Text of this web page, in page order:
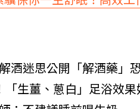
酒迷思公開「解酒藥」
生薑、蔥白」足浴效果